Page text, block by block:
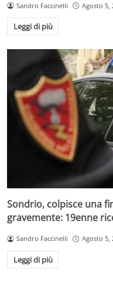
Sandro Faccinelli Agosto 5,
Leggi di più
Sondrio, colpisce una
gravemente: 19enne
Sandro Faccinelli Agosto 5,
Leggi di più